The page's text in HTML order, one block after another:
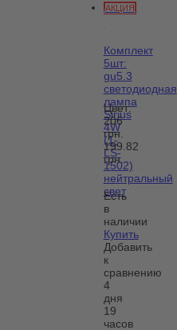
АКЦИЯ
Комплект
5шт:
gu5.3
светодиодная
лампа
Sirius
4W
(1-
LS-
1502)
нейтральный
свет
Цвет:
206
грн.
199.82
грн.
Есть
в
наличии
Купить
Добавить
к
сравнению
4
дня
19
часов